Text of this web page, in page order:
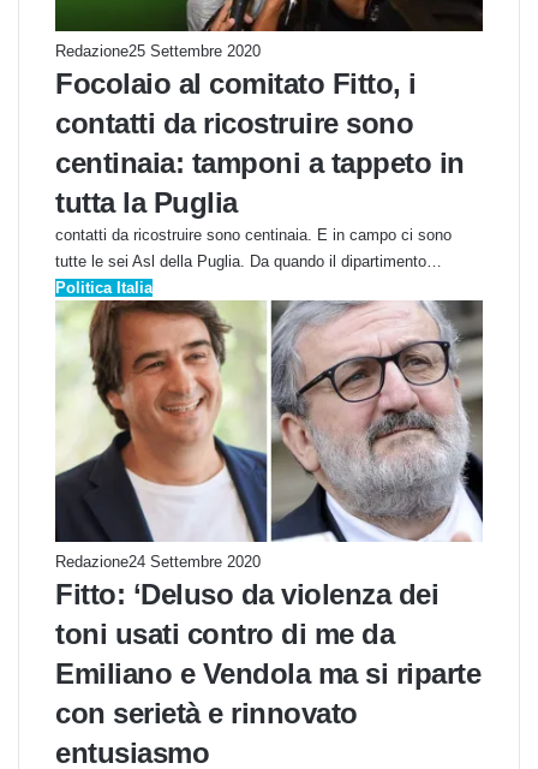
Redazione25 Settembre 2020
Focolaio al comitato Fitto, i
contatti da ricostruire sono
centinaia: tamponi a tappeto in
tutta la Puglia
contatti da ricostruire sono centinaia. E in campo ci sono
tutte le sei Asl della Puglia. Da quando il dipartimento…
Politica Italia
Redazione24 Settembre 2020
Fitto: ‘Deluso da violenza dei
toni usati contro di me da
Emiliano e Vendola ma si riparte
con serietà e rinnovato
entusiasmo